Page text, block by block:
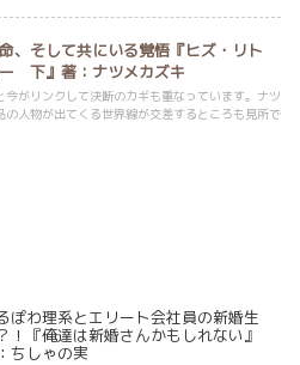
、そして共にいる覚悟『ヒズ・リト
下』著：ナツメカズキ
今がリンクして決断のカギも重なっています。ナツ
の人物が出てくる世界線が交差するところも見所で
ぽわ理系とエリート会社員の新婚生
！『俺達は新婚さんかもしれない』
ちしゃの実